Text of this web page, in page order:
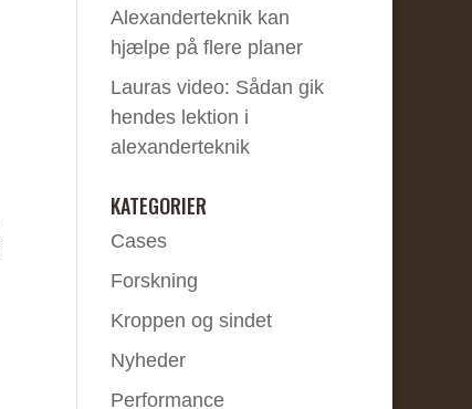
Alexanderteknik kan
hjælpe på flere planer
Lauras video: Sådan gik
hendes lektion i
alexanderteknik
KATEGORIER
Cases
Forskning
Kroppen og sindet
Nyheder
Performance